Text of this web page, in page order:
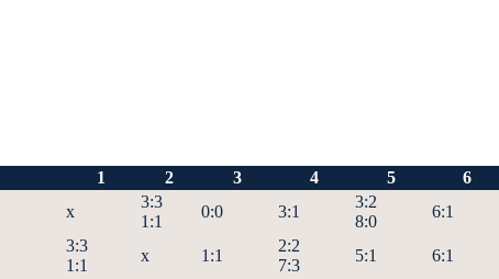
1 2 3 4 5 6
x
3:3
1:1
0:0 3:1
3:2
8:0
6:1
3:3
1:1
x 1:1
2:2
7:3
5:1 6:1